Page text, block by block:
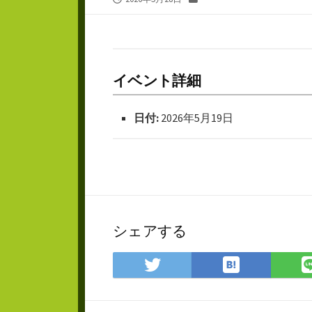
イベント詳細
日付: 2026年5月19日
シェアする
Twitter
で
は
て